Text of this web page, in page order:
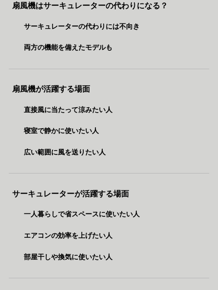
扇風機はサーキュレーターの代わりになる？
サーキュレーターの代わりには不向き
両方の機能を備えたモデルも
扇風機が活躍する場面
直接風に当たって涼みたい人
寝室で静かに使いたい人
広い範囲に風を送りたい人
サーキュレーターが活躍する場面
一人暮らしで省スペースに使いたい人
エアコンの効率を上げたい人
部屋干しや換気に使いたい人